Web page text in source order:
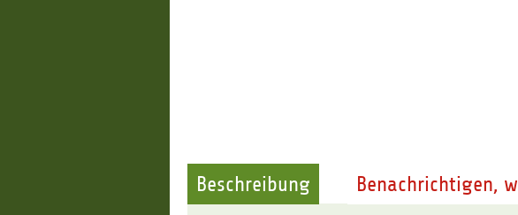
Beschreibung Benachrichtigen,